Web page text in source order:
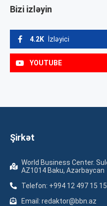
Bizi izləyin
4.2K İzləyici
YOUTUBE
Şirkət
World Business Center.
AZ1014 Baku, Azərbaycan
Telefon: +994 12 497 15
Email: redaktor@bbn.az